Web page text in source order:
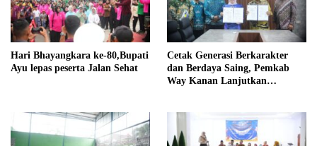
Hari Bhayangkara ke-80,Bupati
Ayu lepas peserta Jalan Sehat
Cetak Generasi Berkarakter
dan Berdaya Saing, Pemkab
Way Kanan Lanjutkan